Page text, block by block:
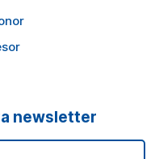
newsletter